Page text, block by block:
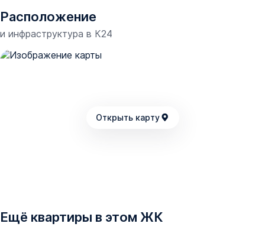
Расположение
и инфраструктура в К24
Открыть карту
Ещё квартиры в этом ЖК